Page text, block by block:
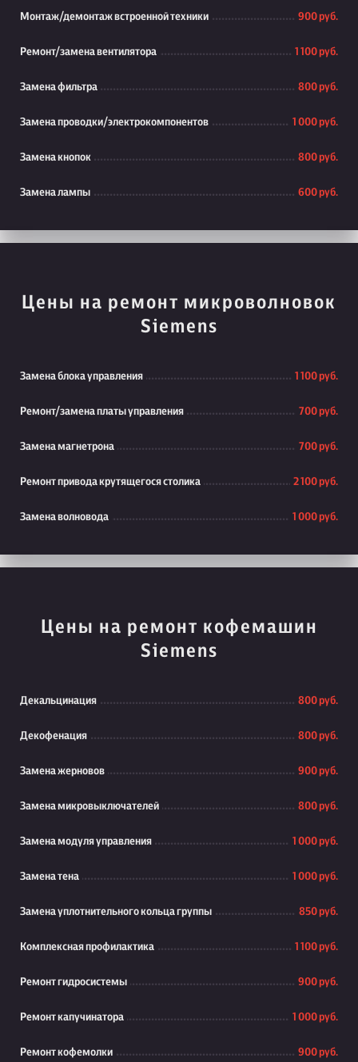
Монтаж/демонтаж встроенной техники 900 руб.
Ремонт/замена вентилятора 1 100 руб.
Замена фильтра 800 руб.
Замена проводки/электрокомпонентов 1 000 руб.
Замена кнопок 800 руб.
Замена лампы 600 руб.
Цены на ремонт микроволновок
Siemens
Замена блока управления 1 100 руб.
Ремонт/замена платы управления 700 руб.
Замена магнетрона 700 руб.
Ремонт привода крутящегося столика 2 100 руб.
Замена волновода 1 000 руб.
Цены на ремонт кофемашин
Siemens
Декальцинация 800 руб.
Декофенация 800 руб.
Замена жерновов 900 руб.
Замена микровыключателей 800 руб.
Замена модуля управления 1 000 руб.
Замена тена 1 000 руб.
Замена уплотнительного кольца группы 850 руб.
Комплексная профилактика 1 100 руб.
Ремонт гидросистемы 900 руб.
Ремонт капучинатора 1 000 руб.
Ремонт кофемолки 900 руб.